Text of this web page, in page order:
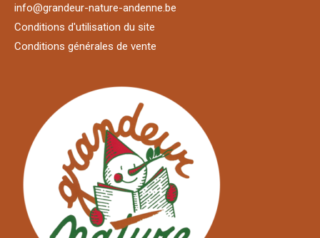
info@grandeur-nature-andenne.be
Conditions d'utilisation du site
Conditions générales de vente